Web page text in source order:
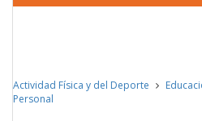
Actividad Física y del Deporte
Personal